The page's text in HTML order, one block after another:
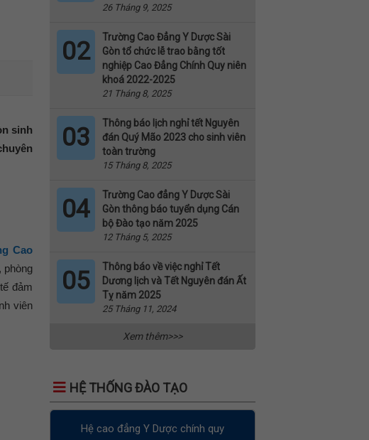
sinh
Cao
phòng
đảm
viên
26 Tháng 9, 2025
02
Trường Cao Đẳng Y Dược Sài
Gòn tổ chức lễ trao bằng tốt
nghiệp Cao Đẳng Chính Quy niên
khoá 2022-2025
21 Tháng 8, 2025
03
Thông báo lịch nghỉ tết Nguyên
đán Quý Mão 2023 cho sinh viên
toàn trường
15 Tháng 8, 2025
04
Trường Cao đẳng Y Dược Sài
Gòn thông báo tuyển dụng Cán
bộ Đào tạo năm 2025
12 Tháng 5, 2025
05
Thông báo về việc nghỉ Tết
Dương lịch và Tết Nguyên đán Ất
Tỵ năm 2025
25 Tháng 11, 2024
Xem thêm>>>
HỆ THỐNG ĐÀO TẠO
Hệ cao đẳng Y Dược chính quy